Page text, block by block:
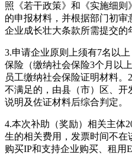
照《若干政策》和《实施细
的申报材料，并根据部门初
企业成长壮大条款所需提交的
3.申请企业原则上须有7名以
保险（缴纳社会保险3个月以
员工缴纳社会保险证明材料
不满足的，由县（市）区、
说明及佐证材料后综合判定。
4.本次补助（奖励）相关主体
生的相关费用，发票时间不
购买IP和支持企业购买、租用